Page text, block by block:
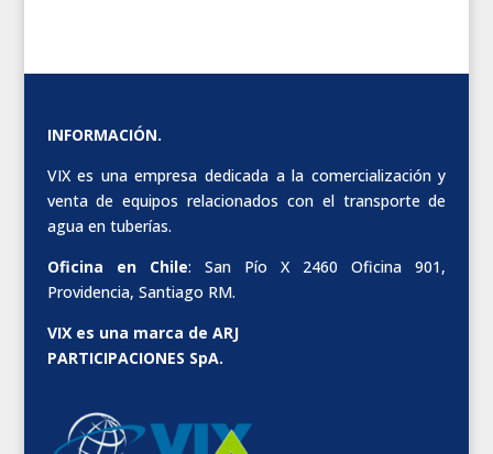
INFORMACIÓN.
VIX es una empresa dedicada a la comercialización y
venta de equipos relacionados con el transporte de
agua en tuberías.
Oficina en Chile: San Pío X 2460 Oficina 901,
Providencia, Santiago RM.
VIX es una marca de ARJ
PARTICIPACIONES SpA.